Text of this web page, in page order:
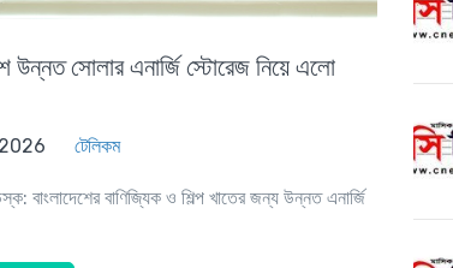
উন্নত সোলার এনার্জি স্টোরেজ নিয়ে এলো
টেলিকম
বাংলাদেশের বাণিজ্যিক ও শিল্প খাতের জন্য উন্নত এনার্জি